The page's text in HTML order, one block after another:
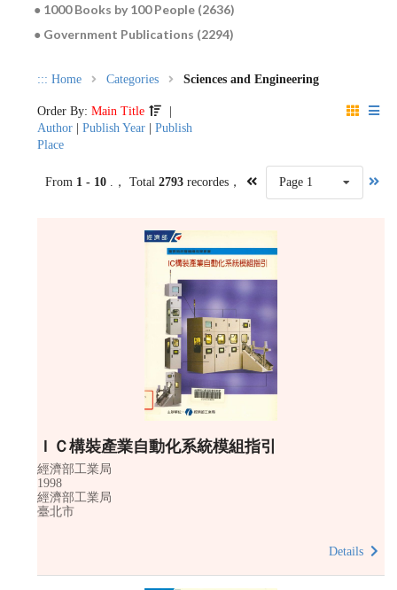
● 1000 Books by 100 People (2636)
● Government Publications (2294)
::: Home Categories Sciences and Engineering
Order By: Main Title
Author
Publish Year
Publish
Place
From 1 - 10 .， Total 2793recordes， Page 1
ＩＣ構裝產業自動化系統模組指引
經濟部工業局
1998
經濟部工業局
臺北市
Details